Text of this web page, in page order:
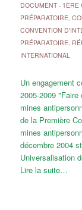
DOCUMENT- 1ÈRE
PRÉPARATOIRE,
CONVENTION
PRÉPARATOIRE,
INTERNATIONAL
Un engagement
2005-2009
mines
de la Première
mines
décembre 2004
Universalisation
Lire la suite…